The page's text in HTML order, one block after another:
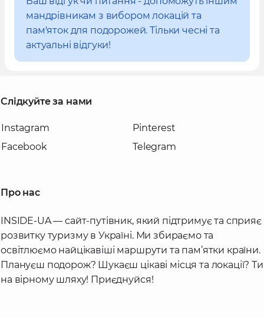
мандрівникам з вибором локацій та
пам'яток для подорожей. Тільки чесні та
актуальні відгуки!
Слідкуйте за нами
Instagram
Facebook
Pinterest
Telegram
Про нас
INSIDE-UA — сайт-путівник, який підтримує та сприяє
розвитку туризму в Україні. Ми збираємо та
освітлюємо найцікавіші маршрути та пам’ятки країни.
Плануєш подорож? Шукаєш цікаві місця та локації? Ти
на вірному шляху! Приєднуйся!